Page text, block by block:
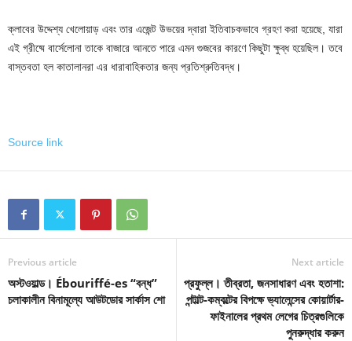
ক্লাবের উদ্দেশ্য খেলোয়াড় এবং তার এজেন্ট উভয়ের দ্বারা ইতিবাচকভাবে গ্রহণ করা হয়েছে, যারা
এই গ্রীষ্মে বার্সেলোনা তাকে বাজারে আনতে পারে এমন গুজবের কারণে কিছুটা ক্ষুব্ধ হয়েছিল। তবে
বাস্তবতা হল কাতালানরা এর ধারাবাহিকতার জন্য প্রতিশ্রুতিবদ্ধ।
Source link
Previous article
অস্টওয়াল্ড। Ébouriffé-es “বন্ধ”
চলাকালীন বিনামূল্যে আউটডোর সার্কাস শো
Next article
প্রফুল্ল। তীব্রতা, জনসাধারণ এবং হতাশা:
পন্টাল্ট-কম্বল্টের বিপক্ষে ভ্যালেন্সের কোয়ার্টার-
ফাইনালের প্রথম লেগের চিত্রগুলিকে
পুনরুদ্ধার করুন